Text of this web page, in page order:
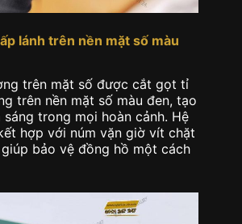
lánh trên nền mặt số màu
trên mặt số được cắt gọt tỉ
trên nền mặt số màu đen, tạo
trong mọi hoàn cảnh. Hệ
hợp với núm vặn giờ vít chặt
bảo vệ đồng hồ một cách